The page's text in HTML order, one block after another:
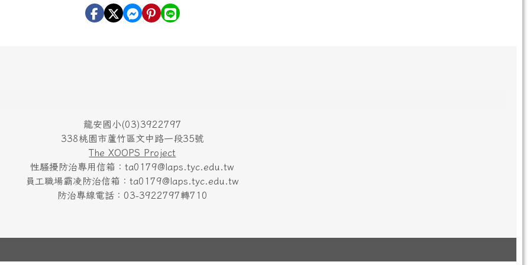
龍安國小(03)3922797
338桃園市蘆竹區文中路一段35號
The XOOPS Project
性騷擾防治專用信箱：ta0179@laps.tyc.edu.tw
員工職場霸凌防治信箱：ta0179@laps.tyc.edu.tw
防治專線電話：03-3922797轉710